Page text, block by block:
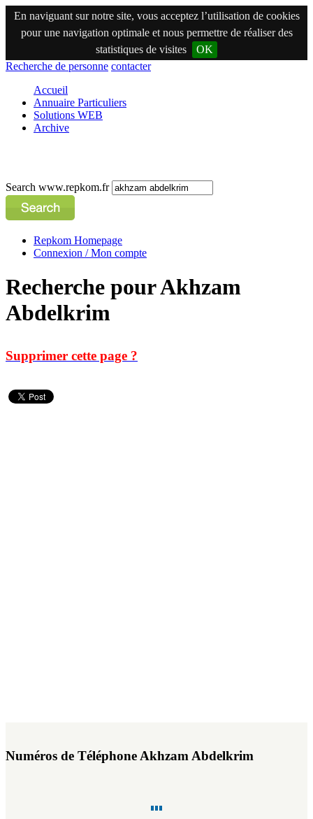
En naviguant sur notre site, vous acceptez l’utilisation de cookies
pour une navigation optimale et nous permettre de réaliser des
statistiques de visites
OK
Recherche de personne contacter
Accueil
Annuaire Particuliers
Solutions WEB
Archive
Search www.repkom.fr
Repkom Homepage
Connexion / Mon compte
Recherche pour Akhzam
Abdelkrim
Supprimer cette page ?
Numéros de Téléphone Akhzam Abdelkrim